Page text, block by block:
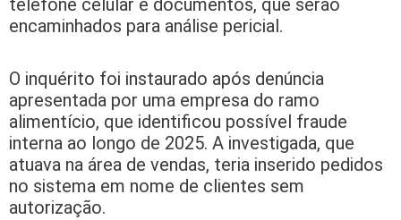
telefone celular e documentos, que serão
encaminhados para análise pericial.
O inquérito foi instaurado após denúncia
apresentada por uma empresa do ramo
alimentício, que identificou possível fraude
interna ao longo de 2025. A investigada, que
atuava na área de vendas, teria inserido pedidos
no sistema em nome de clientes sem
autorização.